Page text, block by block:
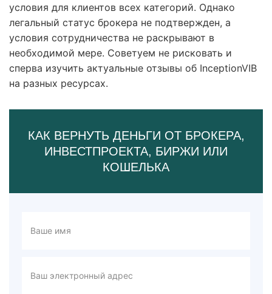
условия для клиентов всех категорий. Однако
легальный статус брокера не подтвержден, а
условия сотрудничества не раскрывают в
необходимой мере. Советуем не рисковать и
сперва изучить актуальные отзывы об InceptionVIB
на разных ресурсах.
КАК ВЕРНУТЬ ДЕНЬГИ ОТ БРОКЕРА,
ИНВЕСТПРОЕКТА, БИРЖИ ИЛИ
КОШЕЛЬКА